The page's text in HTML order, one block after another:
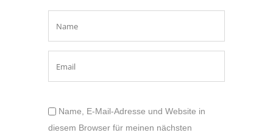
Name, E-Mail-Adresse und Website in
diesem Browser für meinen nächsten